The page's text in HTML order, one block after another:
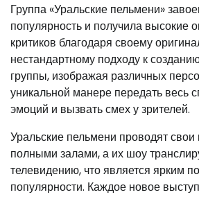
Группа «Уральские пельмени»
популярность и получила высокие
критиков благодаря своему
нестандартному подходу к
группы, изображая различных
уникальной манере передать весь
эмоций и вызвать смех у зрителей.
Уральские пельмени проводят
полными залами, а их шоу
телевидению, что является ярким
популярности. Каждое новое